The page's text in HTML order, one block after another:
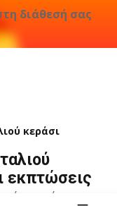
διάθεσή σας
κεράσι
εκπτώσεις
τον όρο.